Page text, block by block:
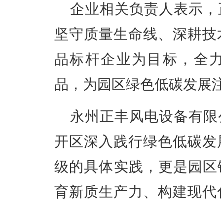
企业相关负责人表示
坚守质量生命线、深耕
品标杆企业为目标，全
品，为园区绿色低碳发展
永州正丰风电设备有
开区深入践行绿色低碳
级的具体实践，更是园
育新质生产力、构建现